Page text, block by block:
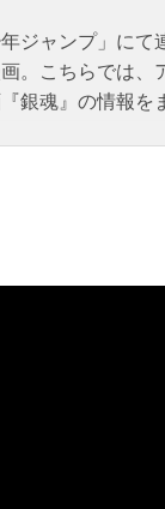
年ジャンプ」にて
。こちらでは、
銀魂』の情報を